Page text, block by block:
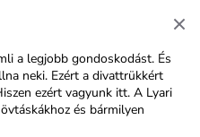
a legjobb gondoskodást. És
neki. Ezért a divattrükkért
ezért vagyunk itt. A Lyari
és bármilyen